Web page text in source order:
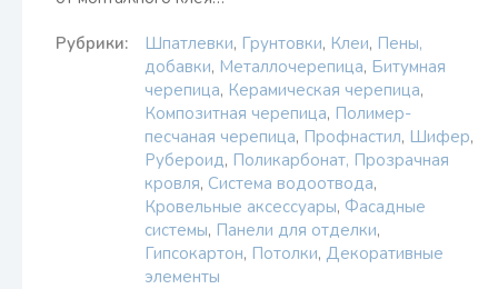
Рубрики: Шпатлевки, Грунтовки, Клеи, Пены,
добавки, Металлочерепица, Битумная
черепица, Керамическая черепица,
Композитная черепица, Полимер-
песчаная черепица, Профнастил, Шифер,
Рубероид, Поликарбонат, Прозрачная
кровля, Система водоотвода,
Кровельные аксессуары, Фасадные
системы, Панели для отделки,
Гипсокартон, Потолки, Декоративные
элементы